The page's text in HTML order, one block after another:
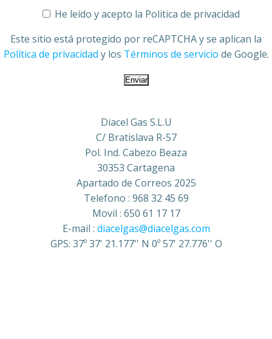
He leído y acepto la Politica de privacidad
Este sitio está protegido por reCAPTCHA y se aplican la
Política de privacidad y los Términos de servicio de Google.
Diacel Gas S.L.U
C/ Bratislava R-57
Pol. Ind. Cabezo Beaza
30353 Cartagena
Apartado de Correos 2025
Telefono : 968 32 45 69
Movil : 650 61 17 17
E-mail : diacelgas@diacelgas.com
GPS: 37º 37' 21.177'' N 0º 57' 27.776'' O